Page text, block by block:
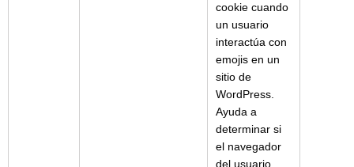
cookie cuando
un usuario
interactúa con
emojis en un
sitio de
WordPress.
Ayuda a
determinar si
el navegador
del usuario